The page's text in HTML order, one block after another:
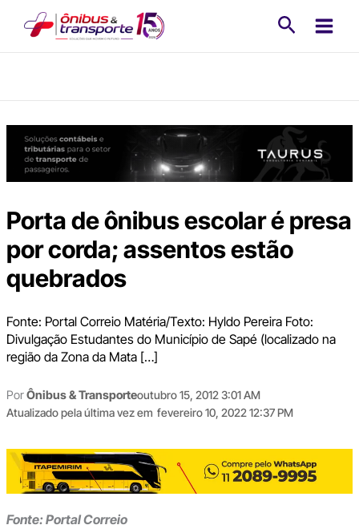
Porta de ônibus escolar é presa
por corda; assentos estão
quebrados
Fonte: Portal Correio Matéria/Texto: Hyldo Pereira Foto:
Divulgação Estudantes do Município de Sapé (localizado na
região da Zona da Mata […]
PorÔnibus & Transporteoutubro 15, 2012 3:01 AM
Atualizado pela última vez em fevereiro 10, 2022 12:37 PM
Fonte: Portal Correio